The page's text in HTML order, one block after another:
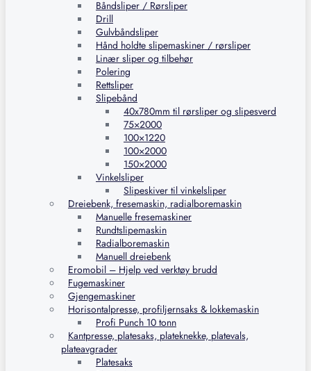
Båndsliper / Rørsliper
Drill
Gulvbåndsliper
Hånd holdte slipemaskiner / rørsliper
Linær sliper og tilbehør
Polering
Rettsliper
Slipebånd
40x780mm til rørsliper og slipesverd
75×2000
100×1220
100×2000
150×2000
Vinkelsliper
Slipeskiver til vinkelsliper
Dreiebenk, fresemaskin, radialboremaskin
Manuelle fresemaskiner
Rundtslipemaskin
Radialboremaskin
Manuell dreiebenk
Eromobil – Hjelp ved verktøy brudd
Fugemaskiner
Gjengemaskiner
Horisontalpresse, profiljernsaks & lokkemaskin
Profi Punch 10 tonn
Kantpresse, platesaks, plateknekke, platevals,
plateavgrader
Platesaks